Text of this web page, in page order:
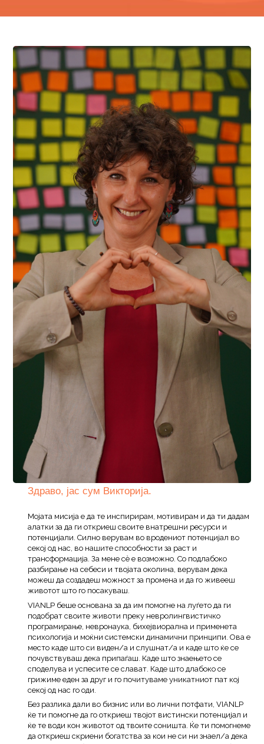
Здраво, јас сум Викторија.
Мојата мисија е да те инспирирам, мотивирам и да ти дадам
алатки за да ги откриеш своите внатрешни ресурси и
потенцијали. Силно верувам во вродениот потенцијал во
секој од нас, во нашите способности за раст и
трансформација. За мене сè е возможно. Со подлабоко
разбирање на себеси и твојата околина, верувам дека
можеш да создадеш можност за промена и да го живееш
животот што го посакуваш.
VIANLP беше основана за да им помогне на луѓето да ги
подобрат своите животи преку невролингвистичко
програмирање, невронаука, бихејвиорална и применета
психологија и моќни системски динамични принципи. Ова е
место каде што си виден/а и слушнат/а и каде што ќе се
почувствуваш дека припаѓаш. Каде што знаењето се
споделува и успесите се слават. Каде што длабоко се
грижиме еден за друг и го почитуваме уникатниот пат кој
секој од нас го оди.
Без разлика дали во бизнис или во лични потфати, VIANLP
ќе ти помогне да го откриеш твојот вистински потенцијал и
ќе те води кон животот од твоите соништа. Ќе ти помогнеме
да откриеш скриени богатства за кои не си ни знаел/а дека